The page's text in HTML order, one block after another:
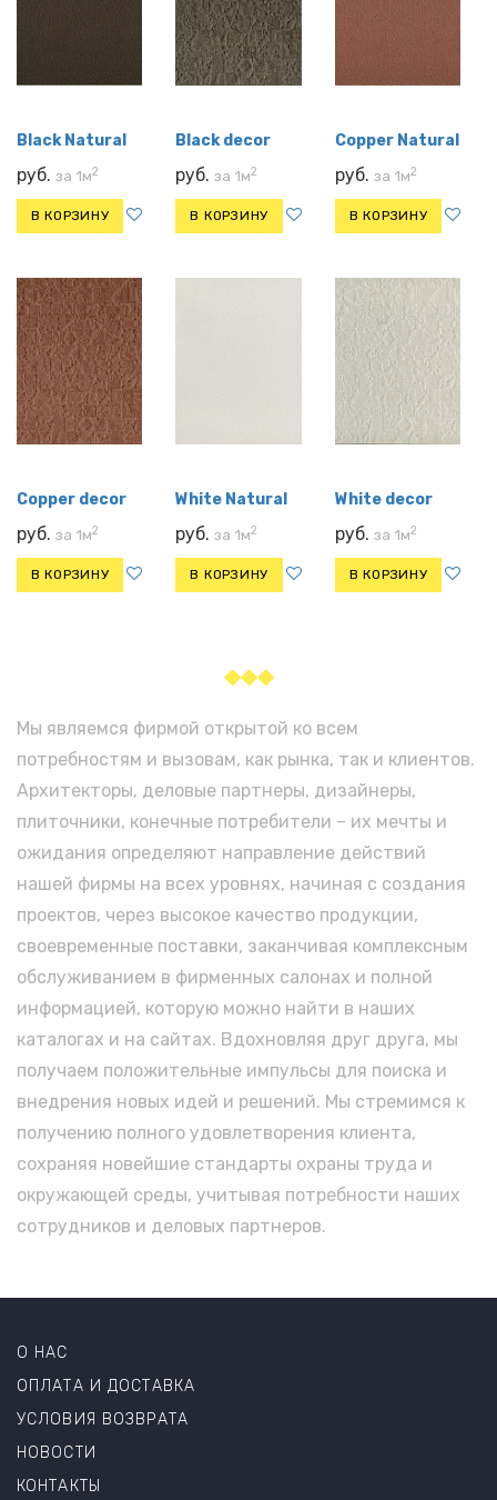
Black Natural
руб. за 1м2
В КОРЗИНУ
Black decor
руб.за 1м2
В КОРЗИНУ
Copper Natural
руб. за 1м2
В КОРЗИНУ
Copper decor
руб. за 1м2
В КОРЗИНУ
White Natural
руб.за 1м2
В КОРЗИНУ
White decor
руб. за 1м2
В КОРЗИНУ
◆◆◆
Мы являемся фирмой открытой ко всем
потребностям и вызовам, как рынка, так и клиентов.
Архитекторы, деловые партнеры, дизайнеры,
плиточники, конечные потребители – их мечты и
ожидания определяют направление действий
нашей фирмы на всех уровнях, начиная с создания
проектов, через высокое качество продукции,
своевременные поставки, заканчивая комплексным
обслуживанием в фирменных салонах и полной
информацией, которую можно найти в наших
каталогах и на сайтах. Вдохновляя друг друга, мы
получаем положительные импульсы для поиска и
внедрения новых идей и решений. Мы стремимся к
получению полного удовлетворения клиента,
сохраняя новейшие стандарты охраны труда и
окружающей среды, учитывая потребности наших
сотрудников и деловых партнеров.
О НАС
ОПЛАТА И ДОСТАВКА
УСЛОВИЯ ВОЗВРАТА
НОВОСТИ
КОНТАКТЫ